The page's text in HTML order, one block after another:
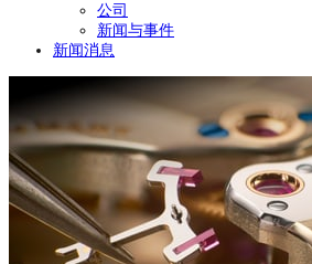
公司
新闻与事件
新闻消息